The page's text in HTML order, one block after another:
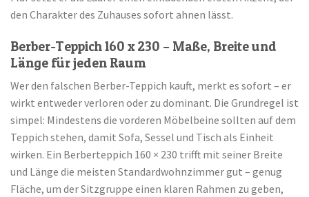
den Charakter des Zuhauses sofort ahnen lässt.
Berber-Teppich 160 x 230 – Maße, Breite und
Länge für jeden Raum
Wer den falschen Berber-Teppich kauft, merkt es sofort – er
wirkt entweder verloren oder zu dominant. Die Grundregel ist
simpel: Mindestens die vorderen Möbelbeine sollten auf dem
Teppich stehen, damit Sofa, Sessel und Tisch als Einheit
wirken. Ein Berberteppich 160 × 230 trifft mit seiner Breite
und Länge die meisten Standardwohnzimmer gut – genug
Fläche, um der Sitzgruppe einen klaren Rahmen zu geben,